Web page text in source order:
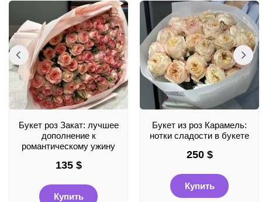
Букет роз Закат: лучшее
дополнение к
романтическому ужину
135 $
Купить
Букет из роз Карамель:
нотки сладости в букете
250 $
Купить